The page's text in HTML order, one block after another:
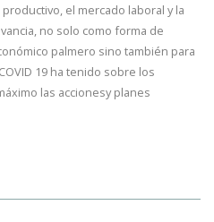
el mercado laboral y la
no solo como forma de
palmero sino también para
19 ha tenido sobre los
las accionesy planes